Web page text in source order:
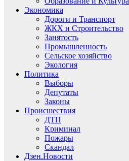
Экономика
Дороги и Транспорт
ЖКХ и Строительство
Занятость
Промышленность
Сельское хозяйство
Экология
Политика
Выборы
Депутаты
Законы
Происшествия
ДТП
Криминал
Пожары
Скандал
Дзен.Новости